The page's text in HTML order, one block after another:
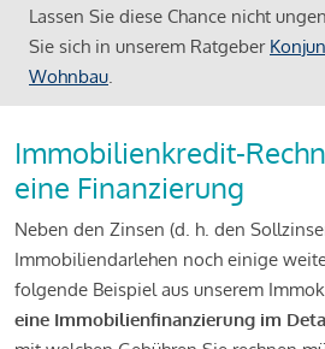
Lassen Sie diese Chance nicht
Sie sich in unserem Ratgeber
Wohnbau.
Immobilienkredit-
eine Finanzierung
Neben den Zinsen (d. h. den
Immobiliendarlehen noch einige
folgende Beispiel aus unserem
eine Immobilienfinanzierung im